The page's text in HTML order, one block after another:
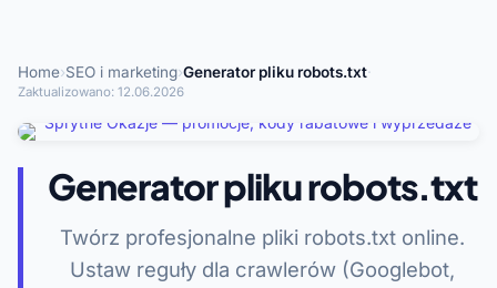
Home›SEO i marketing›Generator pliku robots.txt·
Zaktualizowano: 12.06.2026
Generator pliku robots.txt
Twórz profesjonalne pliki robots.txt online.
Ustaw reguły dla crawlerów (Googlebot,